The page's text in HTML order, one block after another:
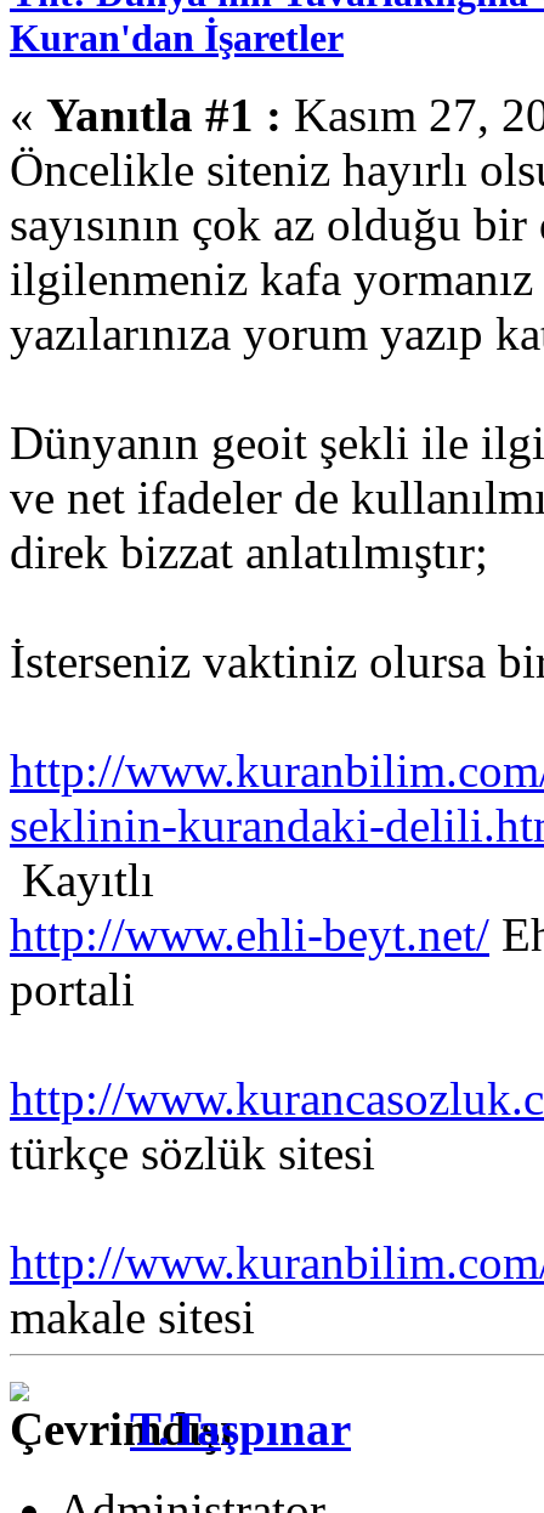
Kuran'dan İşaretler
« Yanıtla #1 : Kasım 27,
Öncelikle siteniz hayırlı
sayısının çok az olduğu
ilgilenmeniz kafa
yazılarınıza yorum yazıp
Dünyanın geoit şekli ile
ve net ifadeler de
direk bizzat anlatılmıştır;
İsterseniz vaktiniz olursa
http://
seklinin-kurandaki-
Kayıtlı
http://www.ehli-beyt.net/
portali
http://
türkçe sözlük sitesi
http://
makale sitesi
T.Taşpınar